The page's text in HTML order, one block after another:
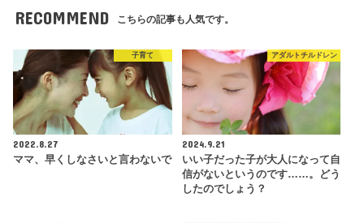
RECOMMEND こちらの記事も人気です。
子育て
2022.8.27
ママ、早くしなさいと言わないで
アダルトチルドレン
2024.9.21
いい子だった子が大人になって自
信がないというのです……。どう
したのでしょう？